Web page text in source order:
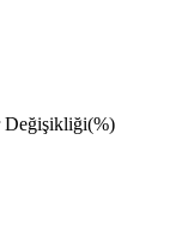
Değişikliği(%)